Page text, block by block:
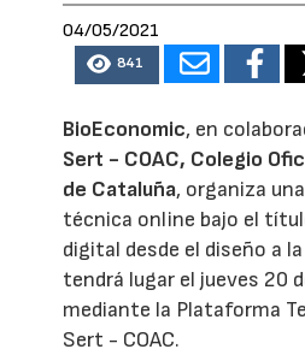
04/05/2021
841
BioEconomic, en
Sert - COAC, Colegio
de Cataluña, organiza
técnica online bajo el
digital desde el diseño a
tendrá lugar el jueves 20
mediante la Plataforma
Sert - COAC.